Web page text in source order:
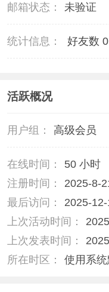
邮箱状态： 未验证
统计信息： 好友数 0
活跃概况
用户组： 高级会员
在线时间：
50 小时
注册时间：
2025-8-
最后访问：
2025-
上次活动时间：
上次发表时间：
所在时区：
使用系统